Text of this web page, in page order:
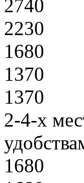
2740
2230
1680
1370
1370
2-4-х
1680